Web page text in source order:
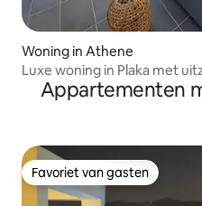
Woning in Athene
Luxe woning in Plaka met
Appartementen
Favoriet van gasten
Favoriet van gasten